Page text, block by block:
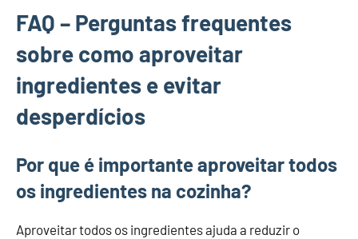
FAQ – Perguntas frequentes
sobre como aproveitar
ingredientes e evitar
desperdícios
Por que é importante aproveitar todos
os ingredientes na cozinha?
Aproveitar todos os ingredientes ajuda a reduzir o